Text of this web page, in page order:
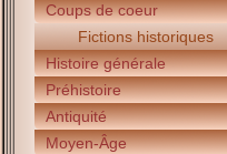
Coups de coeur
Fictions historiques
Histoire générale
Préhistoire
Antiquité
Moyen-Âge